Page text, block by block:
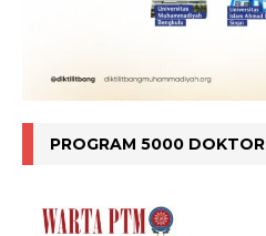
PROGRAM 5000 DOKTOR